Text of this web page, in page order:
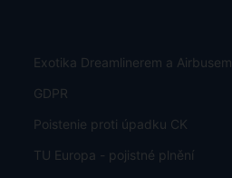
Exotika Dreamlinerem a Airbusem
GDPR
Poistenie proti úpadku CK
TU Europa - pojistné plnění